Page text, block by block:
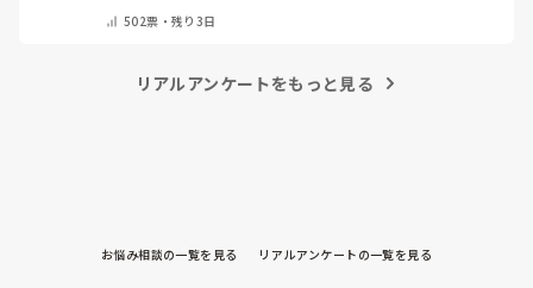
502票・残り3日
リアルアンケートをもっと見る
お悩み相談の一覧を見る リアルアンケートの一覧を見る